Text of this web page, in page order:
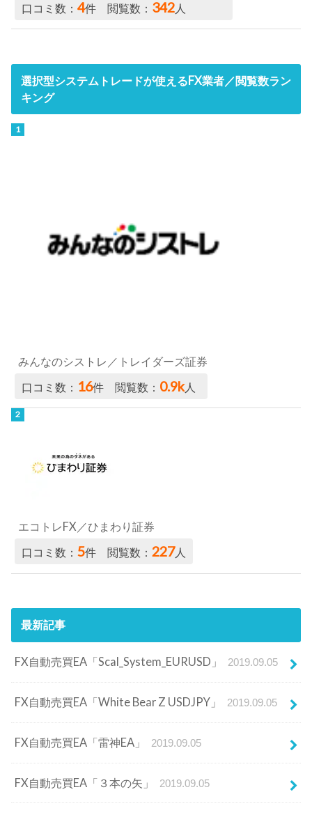
口コミ数：4件 閲覧数： 342 人
選択型システムトレードが使えるFX業者／閲覧数ラン
キング
みんなのシストレ／トレイダーズ証券
口コミ数： 16件 閲覧数： 0.9k人
エコトレFX／ひまわり証券
口コミ数：5件 閲覧数：227人
最新記事
FX自動売買EA「Scal_System_EURUSD」 2019.09.05
FX自動売買EA「White Bear Z USDJPY」 2019.09.05
FX自動売買EA「雷神EA」 2019.09.05
FX自動売買EA「３本の矢」 2019.09.05